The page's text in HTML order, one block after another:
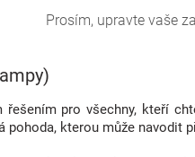
řešením pro všechny, kteří
pohoda, kterou může navodit